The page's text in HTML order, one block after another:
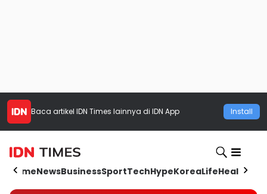
Baca artikel IDN Times lainnya di IDN App Install
HomeNewsBusinessSportTechHypeKoreaLifeHealth